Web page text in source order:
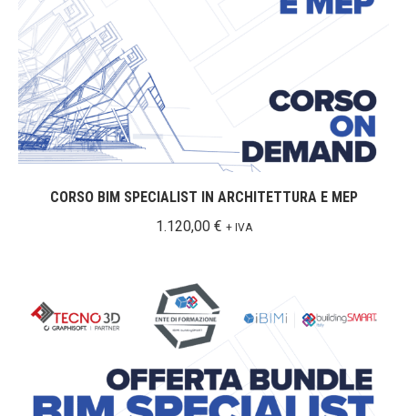
CORSO BIM SPECIALIST IN ARCHITETTURA E MEP
1.120,00 € + IVA